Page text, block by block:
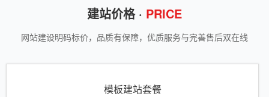
建站价格 · PRICE
网站建设明码标价，品质有保障，优质服务与完善售后双在线
模板建站套餐